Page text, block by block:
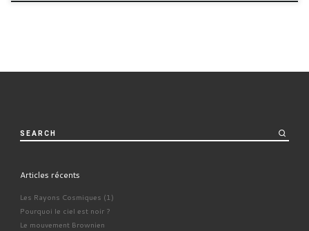
SEARCH
Articles récents
Les Rayons Cosmiques (1)
Pourquoi le ciel est noir ?
Le mouvement Brownien